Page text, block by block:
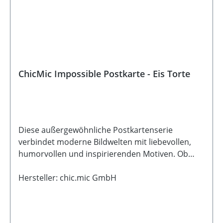
ChicMic Impossible Postkarte - Eis Torte
Diese außergewöhnliche Postkartenserie
verbindet moderne Bildwelten mit liebevollen,
humorvollen und inspirierenden Motiven. Ob
- jede Karte erzählt ihre ganz eigene kleine
Hersteller: chic.mic GmbH